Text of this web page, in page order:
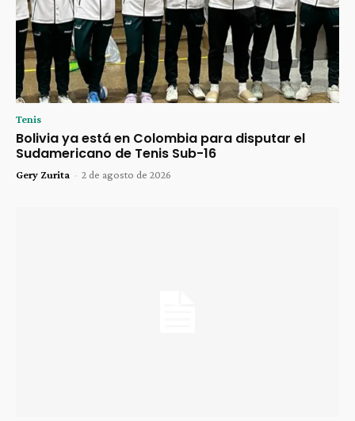
Tenis
Bolivia ya está en Colombia para disputar el
Sudamericano de Tenis Sub-16
Gery Zurita - 2 de agosto de 2026